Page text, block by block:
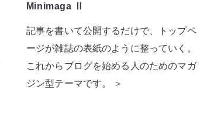
Minimaga Ⅱ
記事を書いて公開するだけで、トップペ
ージが雑誌の表紙のように整っていく。
これからブログを始める人のためのマガ
ジン型テーマです。 ＞